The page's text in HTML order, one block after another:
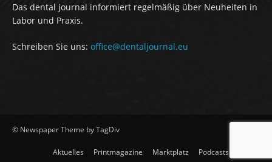
Das dental journal informiert regelmäßig über Neuheiten in
Labor und Praxis.
Schreiben Sie uns: office@dentaljournal.eu
© Newspaper Theme by TagDiv
Aktuelles Printmagazine Marktplatz Podcasts